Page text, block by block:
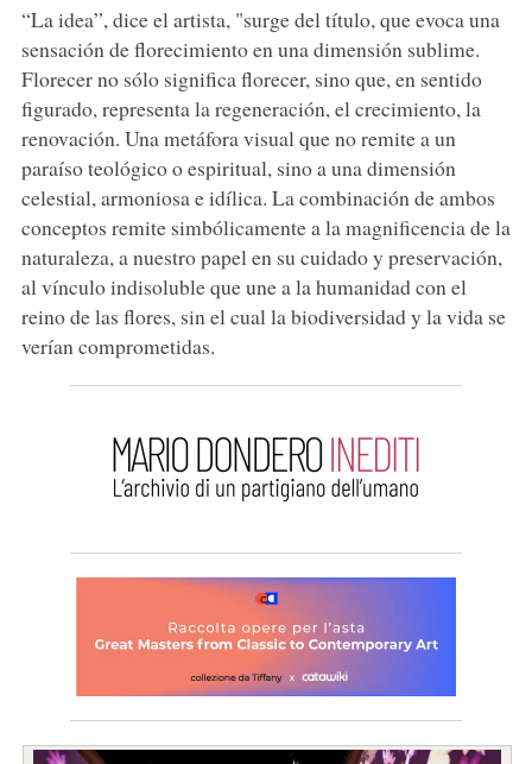
“La idea”, dice el artista, "surge del título, que evoca una
sensación de florecimiento en una dimensión sublime.
Florecer no sólo significa florecer, sino que, en sentido
figurado, representa la regeneración, el crecimiento, la
renovación. Una metáfora visual que no remite a un
paraíso teológico o espiritual, sino a una dimensión
celestial, armoniosa e idílica. La combinación de ambos
conceptos remite simbólicamente a la magnificencia de la
naturaleza, a nuestro papel en su cuidado y preservación,
al vínculo indisoluble que une a la humanidad con el
reino de las flores, sin el cual la biodiversidad y la vida se
verían comprometidas.